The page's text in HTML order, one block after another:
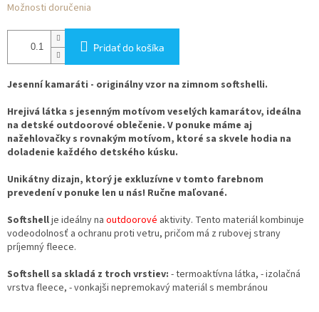
Možnosti doručenia
Pridať do košíka
Jesenní kamaráti - originálny vzor na zimnom softshelli.
Hrejivá látka s jesenným motívom veselých kamarátov, ideálna
na detské outdoorové oblečenie. V ponuke máme aj
nažehlovačky s rovnakým motívom, ktoré sa skvele hodia na
doladenie každého detského kúsku.
Unikátny dizajn, ktorý je exkluzívne v tomto farebnom
prevedení v ponuke len u nás! Ručne maľované.
Softshellje ideálny na outdoorové aktivity. Tento materiál kombinuje
vodeodolnosť a ochranu proti vetru, pričom má z rubovej strany
príjemný fleece.
Softshell sa skladá z troch vrstiev: - termoaktívna látka, - izolačná
vrstva fleece, - vonkajši nepremokavý materiál s membránou